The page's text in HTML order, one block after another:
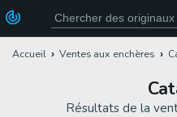
Accueil Ventes aux enchères
Résultats de la